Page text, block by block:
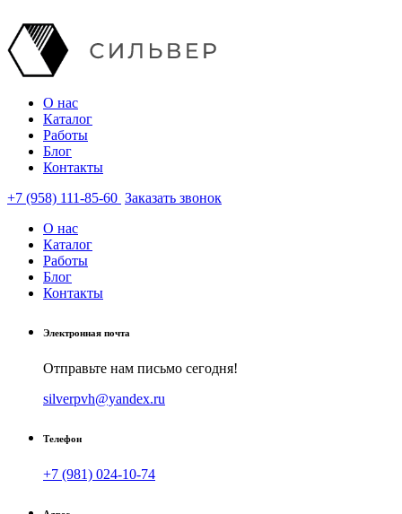
О нас
Каталог
Работы
Блог
Контакты
+7 (958) 111-85-60 Заказать звонок
О нас
Каталог
Работы
Блог
Контакты
Электронная почта
Отправьте нам письмо сегодня!
silverpvh@yandex.ru
Телефон
+7 (981) 024-10-74